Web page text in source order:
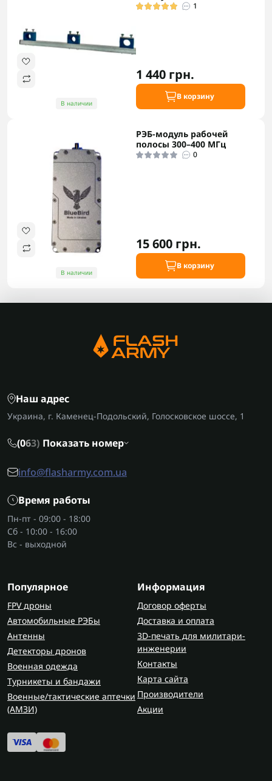
В наличии
1
1 440 грн.
В корзину
В наличии
РЭБ-модуль рабочей
полосы 300–400 МГц
0
15 600 грн.
В корзину
Наш адрес
Украина, г. Каменец-Подольский, Голосковское шоссе, 1
(063) Показать номер
info@flasharmy.com.ua
Время работы
Пн-пт - 09:00 - 18:00
Сб - 10:00 - 16:00
Вс - выходной
Популярное
FPV дроны
Автомобильные РЭБы
Антенны
Детекторы дронов
Военная одежда
Турникеты и бандажи
Военные/тактические аптечки
(AMЗИ)
Информация
Договор оферты
Доставка и оплата
3D-печать для милитари-
инженерии
Контакты
Карта сайта
Производители
Акции